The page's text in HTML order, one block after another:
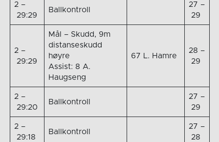
2 –
29:29
Ballkontroll
27 –
29
2 –
29:29
Mål – Skudd, 9m
distanseskudd
høyre
Assist: 8 A.
Haugseng
67 L. Hamre
28 –
29
2 –
29:20
Ballkontroll
27 –
29
2 –
29:18
Ballkontroll
27 –
28